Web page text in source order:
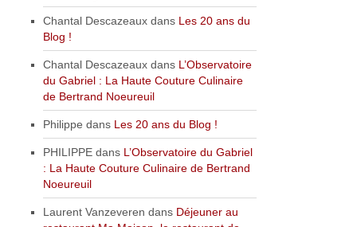
Chantal Descazeaux dans Les 20 ans du
Blog !
Chantal Descazeaux dans L’Observatoire
du Gabriel : La Haute Couture Culinaire
de Bertrand Noeureuil
Philippe dans Les 20 ans du Blog !
PHILIPPE dans L’Observatoire du Gabriel
: La Haute Couture Culinaire de Bertrand
Noeureuil
Laurent Vanzeveren dans Déjeuner au